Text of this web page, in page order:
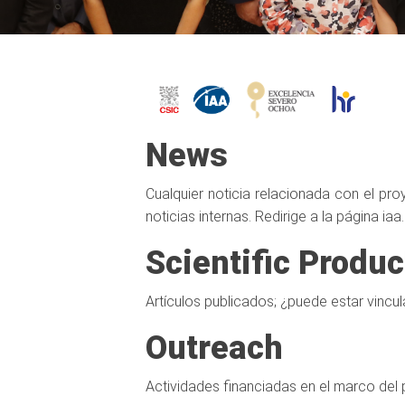
News
Cualquier noticia relacionada con el
noticias internas. Redirige a la página
Scientific
Artículos publicados; ¿puede estar
Outreach
Actividades financiadas en el marco del